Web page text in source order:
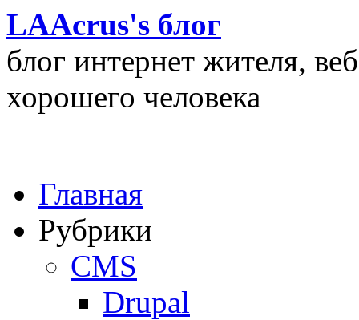
LAAcrus's блог
блог интернет жителя,
хорошего человека
Главная
Рубрики
CMS
Drupal